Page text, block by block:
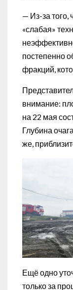
— Из-за того,
«слабая»
постепенно
фракций,
внимание:
на 22 мая
Глубина
же,
Ещё одно
только за